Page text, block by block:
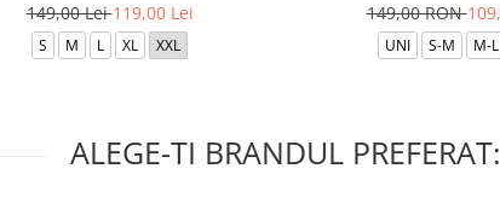
149,00 Lei119,00 Lei
S M L XL XXL
149,00 RON
UNI S-M M-L
ALEGE-TI BRANDUL PREFERAT: